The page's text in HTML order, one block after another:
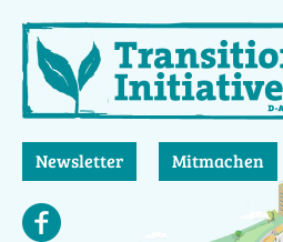
zum
Inhalt
Newsletter Mitmachen